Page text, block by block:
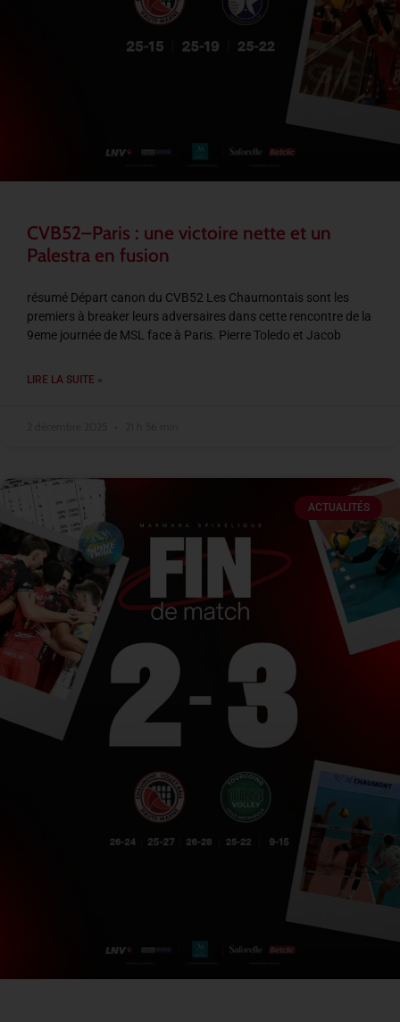
CVB52–Paris : une victoire nette et un
Palestra en fusion
résumé Départ canon du CVB52 Les Chaumontais sont les
premiers à breaker leurs adversaires dans cette rencontre de la
9eme journée de MSL face à Paris. Pierre Toledo et Jacob
LIRE LA SUITE »
ACTUALITÉS